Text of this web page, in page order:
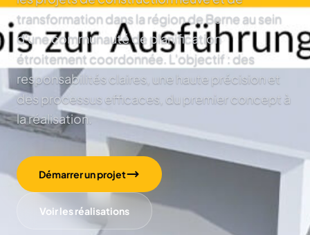
transformation dans la région de Berne au sein
d'une communauté de planification
étroitement coordonnée. L'objectif : des
responsabilités claires, une haute précision et
des processus efficaces, du premier concept à
la réalisation.
Démarrer un projet
Voir les réalisations